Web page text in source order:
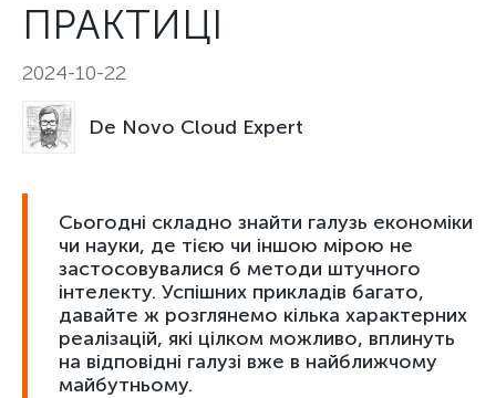
ПРАКТИЦІ
2024-10-22
De Novo Cloud Expert
Сьогодні складно знайти галузь економіки
чи науки, де тією чи іншою мірою не
застосовувалися б методи штучного
інтелекту. Успішних прикладів багато,
давайте ж розглянемо кілька характерних
реалізацій, які цілком можливо, вплинуть
на відповідні галузі вже в найближчому
майбутньому.